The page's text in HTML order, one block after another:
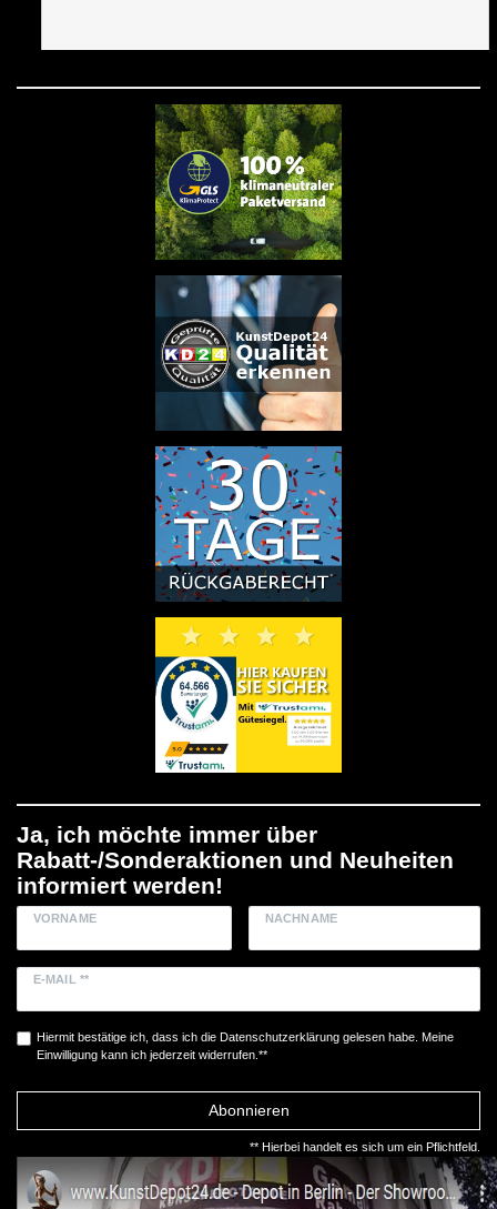
Ja, ich möchte immer über
Rabatt-/Sonderaktionen und Neuheiten
informiert werden!
VORNAME NACHNAME
E-MAIL **
Hiermit bestätige ich, dass ich die Daten­schutz­erklärunggelesen habe. Meine
Einwilligung kann ich jederzeit widerrufen.**
Abonnieren
** Hierbei handelt es sich um ein Pflichtfeld.